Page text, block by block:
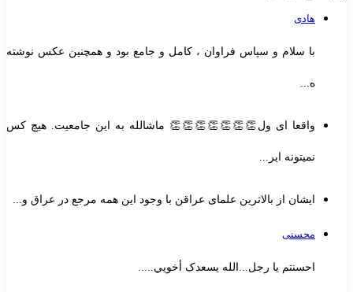
هادی
با سلام و سپاس فراوان ، کامل و جامع بود و همچنین عکس نوشته
ه...
واقعا ای ول👏👏👏👏👏👏👏 ماشالله به این جامعیت. هیچ کس
نمیتونه ایر...
ایشان از بالاترین علمای عراقن با وجود این همه مرجع در عراق و...
محسنی
احسنتم یا رجل...الله یسعدک أخويي.....